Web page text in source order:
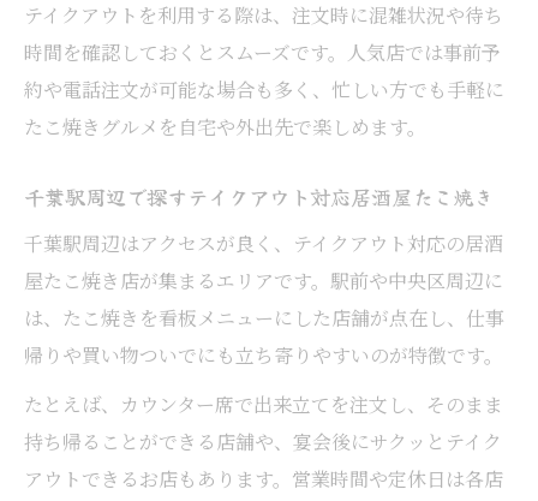
テイクアウトを利用する際は、注文時に混雑状況や待ち
時間を確認しておくとスムーズです。人気店では事前予
約や電話注文が可能な場合も多く、忙しい方でも手軽に
たこ焼きグルメを自宅や外出先で楽しめます。
千葉駅周辺で探すテイクアウト対応居酒屋たこ焼き
千葉駅周辺はアクセスが良く、テイクアウト対応の居酒
屋たこ焼き店が集まるエリアです。駅前や中央区周辺に
は、たこ焼きを看板メニューにした店舗が点在し、仕事
帰りや買い物ついでにも立ち寄りやすいのが特徴です。
たとえば、カウンター席で出来立てを注文し、そのまま
持ち帰ることができる店舗や、宴会後にサクッとテイク
アウトできるお店もあります。営業時間や定休日は各店